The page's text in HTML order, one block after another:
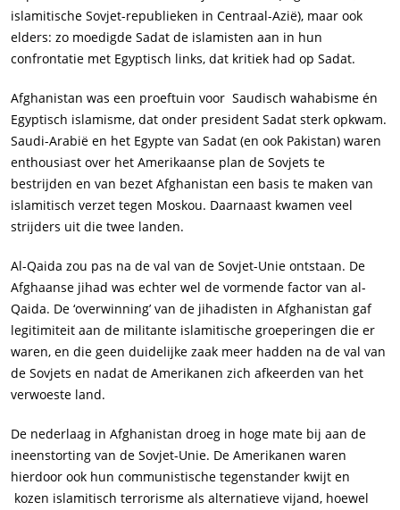
islamitische Sovjet-republieken in Centraal-Azië), maar ook
elders: zo moedigde Sadat de islamisten aan in hun
confrontatie met Egyptisch links, dat kritiek had op Sadat.
Afghanistan was een proeftuin voor Saudisch wahabisme én
Egyptisch islamisme, dat onder president Sadat sterk opkwam.
Saudi-Arabië en het Egypte van Sadat (en ook Pakistan) waren
enthousiast over het Amerikaanse plan de Sovjets te
bestrijden en van bezet Afghanistan een basis te maken van
islamitisch verzet tegen Moskou. Daarnaast kwamen veel
strijders uit die twee landen.
Al-Qaida zou pas na de val van de Sovjet-Unie ontstaan. De
Afghaanse jihad was echter wel de vormende factor van al-
Qaida. De ‘overwinning’ van de jihadisten in Afghanistan gaf
legitimiteit aan de militante islamitische groeperingen die er
waren, en die geen duidelijke zaak meer hadden na de val van
de Sovjets en nadat de Amerikanen zich afkeerden van het
verwoeste land.
De nederlaag in Afghanistan droeg in hoge mate bij aan de
ineenstorting van de Sovjet-Unie. De Amerikanen waren
hierdoor ook hun communistische tegenstander kwijt en
kozen islamitisch terrorisme als alternatieve vijand, hoewel